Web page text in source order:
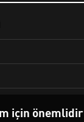
için önemlidir